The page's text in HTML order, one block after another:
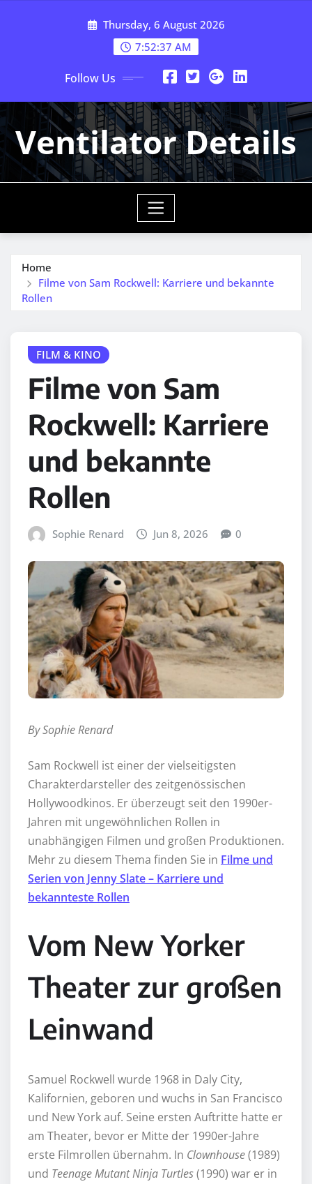
Thursday, 6 August 2026
7:52:38 AM
Follow Us
Ventilator Details
Home
Filme von Sam Rockwell: Karriere und bekannte
Rollen
FILM & KINO
Filme von Sam
Rockwell: Karriere
und bekannte
Rollen
Sophie Renard Jun 8, 2026 0
By Sophie Renard
Sam Rockwell ist einer der vielseitigsten
Charakterdarsteller des zeitgenössischen
Hollywoodkinos. Er überzeugt seit den 1990er-
Jahren mit ungewöhnlichen Rollen in
unabhängigen Filmen und großen Produktionen.
Mehr zu diesem Thema finden Sie in Filme und
Serien von Jenny Slate – Karriere und
bekannteste Rollen
Vom New Yorker
Theater zur großen
Leinwand
Samuel Rockwell wurde 1968 in Daly City,
Kalifornien, geboren und wuchs in San Francisco
und New York auf. Seine ersten Auftritte hatte er
am Theater, bevor er Mitte der 1990er-Jahre
erste Filmrollen übernahm. In Clownhouse(1989)
und Teenage Mutant Ninja Turtles(1990) war er in